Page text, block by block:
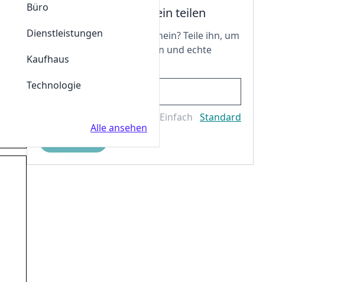
Büro
Dienstleistungen
Kaufhaus
Technologie
Alle ansehen
Deinen Gutschein teilen
Hast du einen tollen Gutschein? Teile ihn, um
Token freizuschalten und echte
Geldprämien zu genießen!
Einfach Standard